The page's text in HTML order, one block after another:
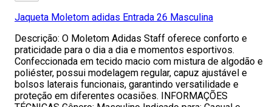
Jaqueta Moletom adidas Entrada 26 Masculina
Descrição: O Moletom Adidas Staff oferece conforto e
praticidade para o dia a dia e momentos esportivos.
Confeccionada em tecido macio com mistura de algodão e
poliéster, possui modelagem regular, capuz ajustável e
bolsos laterais funcionais, garantindo versatilidade e
proteção em diferentes ocasiões. INFORMAÇÕES